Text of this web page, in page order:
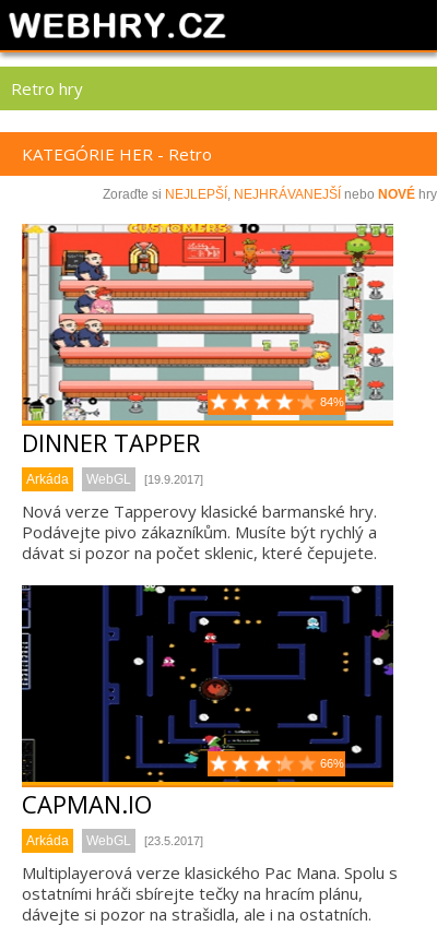
Retro hry
KATEGÓRIE HER - Retro
Zoraďte si NEJLEPŠÍ , NEJHRÁVANEJŠÍ nebo NOVÉ hry
84%
DINNER TAPPER
Arkáda WebGL [19.9.2017]
Nová verze Tapperovy klasické barmanské hry.
Podávejte pivo zákazníkům. Musíte být rychlý a
dávat si pozor na počet sklenic, které čepujete.
66%
CAPMAN.IO
Arkáda WebGL [23.5.2017]
Multiplayerová verze klasického Pac Mana. Spolu s
ostatními hráči sbírejte tečky na hracím plánu,
dávejte si pozor na strašidla, ale i na ostatních.